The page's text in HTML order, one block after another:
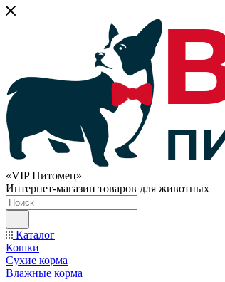
«VIP Питомец»
Интернет-магазин товаров для животных
Каталог
Кошки
Сухие корма
Влажные корма